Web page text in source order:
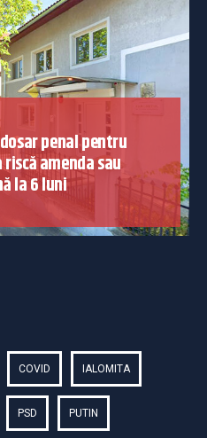
penal pentru
amenda sau
la 6 luni
COVID IALOMITA
PSD PUTIN